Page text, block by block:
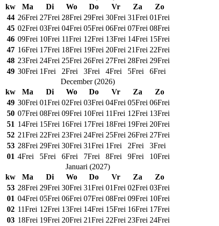
kw
Ma Di Wo Do Vr Za
Zo
44 26Frei 27Frei 28Frei 29Frei 30Frei 31Frei 01Frei
45 02Frei 03Frei 04Frei 05Frei 06Frei 07Frei 08Frei
46 09Frei 10Frei 11Frei 12Frei 13Frei 14Frei 15Frei
47 16Frei 17Frei 18Frei 19Frei 20Frei 21Frei 22Frei
48 23Frei 24Frei 25Frei 26Frei 27Frei 28Frei 29Frei
49 30Frei 1Frei 2Frei 3Frei 4Frei 5Frei 6Frei
December(2026)
kw
Ma Di Wo Do Vr Za
Zo
49 30Frei 01Frei 02Frei 03Frei 04Frei 05Frei 06Frei
50 07Frei 08Frei 09Frei 10Frei 11Frei 12Frei 13Frei
51 14Frei 15Frei 16Frei 17Frei 18Frei 19Frei 20Frei
52 21Frei 22Frei 23Frei 24Frei 25Frei 26Frei 27Frei
53 28Frei 29Frei 30Frei 31Frei 1Frei 2Frei 3Frei
01 4Frei 5Frei 6Frei 7Frei 8Frei 9Frei 10Frei
Januari (2027)
kw
Ma Di Wo Do Vr Za
Zo
53 28Frei 29Frei 30Frei 31Frei 01Frei 02Frei 03Frei
01 04Frei 05Frei 06Frei 07Frei 08Frei 09Frei 10Frei
02 11Frei 12Frei 13Frei 14Frei 15Frei 16Frei 17Frei
03 18Frei 19Frei 20Frei 21Frei 22Frei 23Frei 24Frei